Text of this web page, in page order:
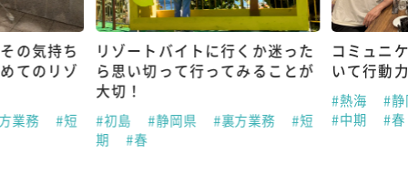
の気持ち
てのリゾ
業務 #短
リゾートバイトに行くか迷った
ら思い切って行ってみることが
大切！
#初島 #静岡県 #裏方業務
#短
期
#春
コミュニ
いて行動
#熱海
#
#中期
#春